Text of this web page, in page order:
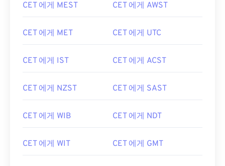
CET 에게 MEST CET 에게 AWST
CET 에게 MET CET 에게 UTC
CET 에게 IST CET 에게 ACST
CET 에게 NZST CET 에게 SAST
CET 에게 WIB CET 에게 NDT
CET 에게 WIT CET 에게 GMT